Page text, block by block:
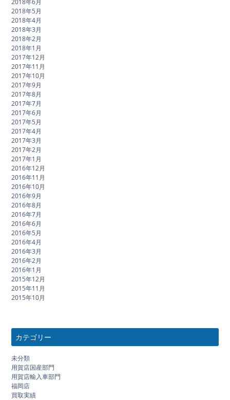
2018年6月
2018年5月
2018年4月
2018年3月
2018年2月
2018年1月
2017年12月
2017年11月
2017年10月
2017年9月
2017年8月
2017年7月
2017年6月
2017年5月
2017年4月
2017年3月
2017年2月
2017年1月
2016年12月
2016年11月
2016年10月
2016年9月
2016年8月
2016年7月
2016年6月
2016年5月
2016年4月
2016年3月
2016年2月
2016年1月
2015年12月
2015年11月
2015年10月
カテゴリー
未分類
用賀店国産部門
用賀店輸入車部門
福岡店
買取実績